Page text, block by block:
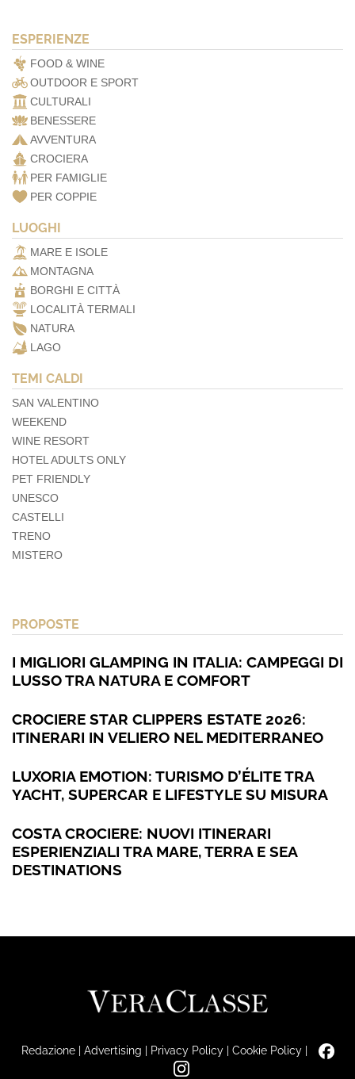
ESPERIENZE
FOOD & WINE
OUTDOOR E SPORT
CULTURALI
BENESSERE
AVVENTURA
CROCIERA
PER FAMIGLIE
PER COPPIE
LUOGHI
MARE E ISOLE
MONTAGNA
BORGHI E CITTÀ
LOCALITÀ TERMALI
NATURA
LAGO
TEMI CALDI
SAN VALENTINO
WEEKEND
WINE RESORT
HOTEL ADULTS ONLY
PET FRIENDLY
UNESCO
CASTELLI
TRENO
MISTERO
PROPOSTE
I MIGLIORI GLAMPING IN ITALIA: CAMPEGGI DI
LUSSO TRA NATURA E COMFORT
CROCIERE STAR CLIPPERS ESTATE 2026:
ITINERARI IN VELIERO NEL MEDITERRANEO
LUXORIA EMOTION: TURISMO D’ÉLITE TRA
YACHT, SUPERCAR E LIFESTYLE SU MISURA
COSTA CROCIERE: NUOVI ITINERARI
ESPERIENZIALI TRA MARE, TERRA E SEA
DESTINATIONS
Redazione| Advertising | Privacy Policy| Cookie Policy|